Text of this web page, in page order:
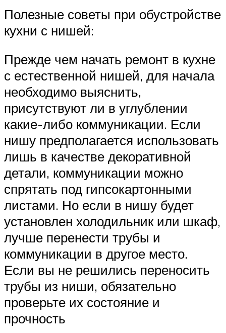
Полезные советы при обустройстве
кухни с нишей:
Прежде чем начать ремонт в кухне
с естественной нишей, для начала
необходимо выяснить,
присутствуют ли в углублении
какие-либо коммуникации. Если
нишу предполагается использовать
лишь в качестве декоративной
детали, коммуникации можно
спрятать под гипсокартонными
листами. Но если в нишу будет
установлен холодильник или шкаф,
лучше перенести трубы и
коммуникации в другое место.
Если вы не решились переносить
трубы из ниши, обязательно
проверьте их состояние и
прочность